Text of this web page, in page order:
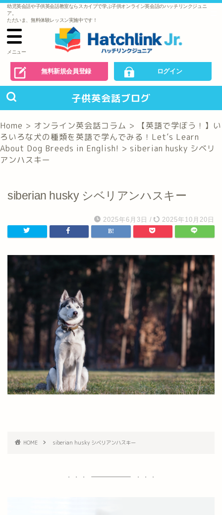
幼児英会話や子供英会話教室ならスカイプで学ぶ子供オンライン英会話のハッチリンクジュニ
ア。
ただいま、無料体験レッスン実施中です！
メニュー
無料新規会員登録 ログイン
子供英会話ブログ
Home > オンライン英会話コラム >
【英語で学ぼう！】い
ろいろな犬の種類を英語で学んでみる！Let’s Learn
About Dog Breeds in English! > siberian husky シベリ
アンハスキー
siberian husky シベリアンハスキー
2025年6月3日 / 2025年10月20日
HOME siberian husky シベリアンハスキー